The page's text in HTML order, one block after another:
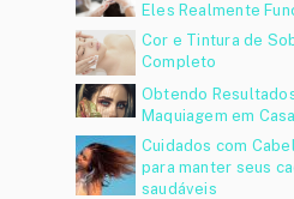
Eles Realmente
Cor e Tintura de
Completo
Obtendo
Maquiagem em Casa
Cuidados com
para manter seus
saudáveis